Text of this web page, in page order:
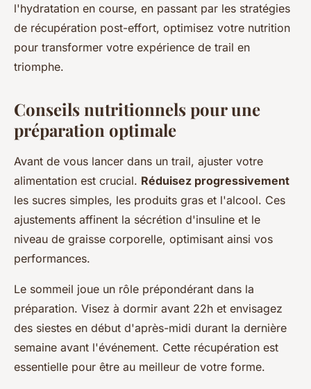
l'hydratation en course, en passant par les stratégies
de récupération post-effort, optimisez votre nutrition
pour transformer votre expérience de trail en
triomphe.
Conseils nutritionnels pour une
préparation optimale
Avant de vous lancer dans un trail, ajuster votre
alimentation est crucial. Réduisez progressivement
les sucres simples, les produits gras et l'alcool. Ces
ajustements affinent la sécrétion d'insuline et le
niveau de graisse corporelle, optimisant ainsi vos
performances.
Le sommeil joue un rôle prépondérant dans la
préparation. Visez à dormir avant 22h et envisagez
des siestes en début d'après-midi durant la dernière
semaine avant l'événement. Cette récupération est
essentielle pour être au meilleur de votre forme.